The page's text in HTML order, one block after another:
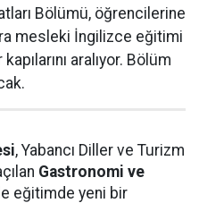
Bölümü, öğrencilerine
mesleki İngilizce eğitimi
aralıyor. Bölüm
, Yabancı Diller ve Turizm
Gastronomi ve
eğitimde yeni bir